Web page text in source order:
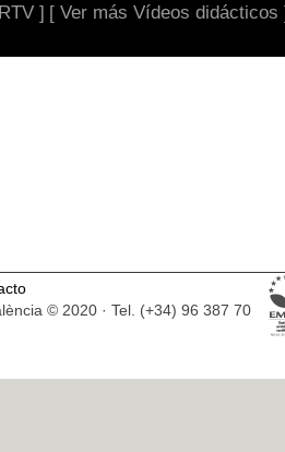
] [ Ver más Vídeos didácticos
© 2020 · Tel. (+34) 96 387 70